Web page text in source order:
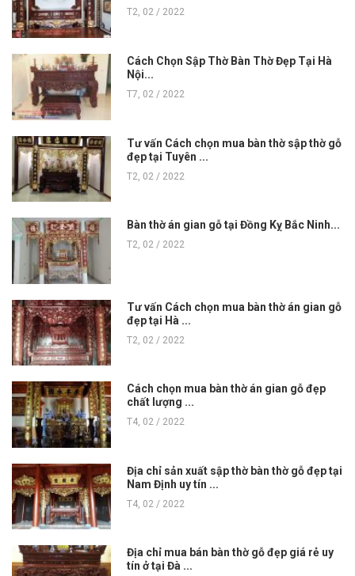
T2, 02 / 2022
Cách Chọn Sập Thờ Bàn Thờ Đẹp Tại Hà
Nội...
T7, 02 / 2022
Tư vấn Cách chọn mua bàn thờ sập thờ gỗ
đẹp tại Tuyên ...
T2, 02 / 2022
Bàn thờ án gian gỗ tại Đồng Kỵ Bắc Ninh...
T2, 02 / 2022
Tư vấn Cách chọn mua bàn thờ án gian gỗ
đẹp tại Hà ...
T2, 02 / 2022
Cách chọn mua bàn thờ án gian gỗ đẹp
chất lượng ...
T4, 02 / 2022
Địa chỉ sản xuất sập thờ bàn thờ gỗ đẹp tại
Nam Định uy tín ...
T4, 02 / 2022
Địa chỉ mua bán bàn thờ gỗ đẹp giá rẻ uy
tín ở tại Đà ...